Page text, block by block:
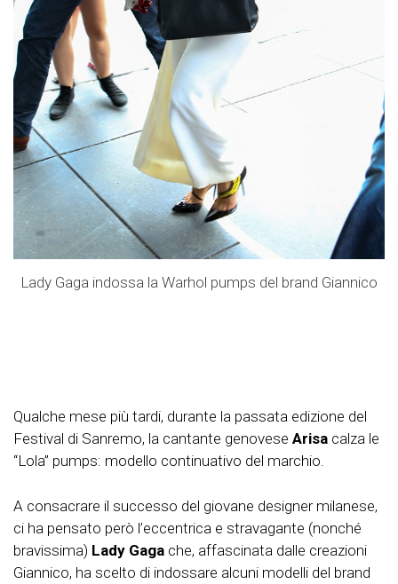
Lady Gaga indossa la Warhol pumps del brand Giannico
Qualche mese più tardi, durante la passata edizione del
Festival di Sanremo, la cantante genovese Arisa calza le
“Lola” pumps: modello continuativo del marchio.
A consacrare il successo del giovane designer milanese,
ci ha pensato però l’eccentrica e stravagante (nonché
bravissima) Lady Gaga che, affascinata dalle creazioni
Giannico, ha scelto di indossare alcuni modelli del brand